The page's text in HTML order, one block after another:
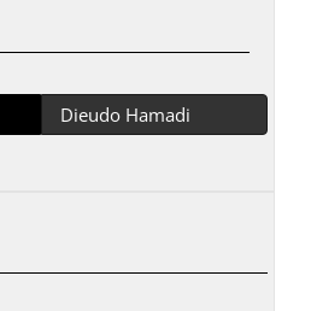
Dieudo Hamadi